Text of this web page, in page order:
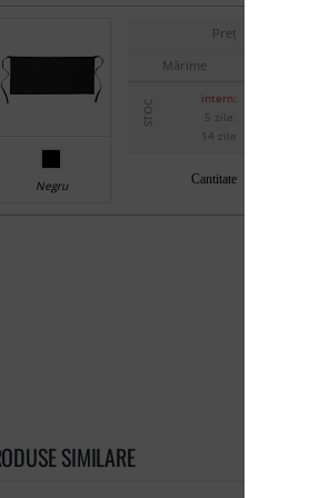
Negru
Preț
Mărime
STOC
intern:
5 zile:
14 zile
Cantitate
SIMILARE